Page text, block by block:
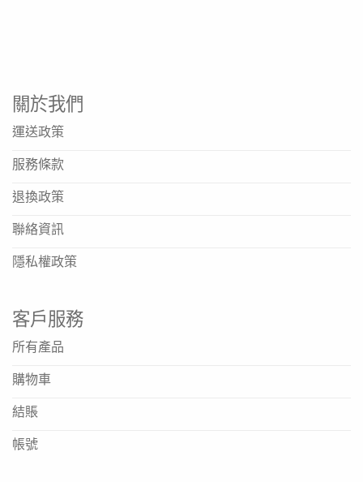
口味: 匈牙利燴牛肉
資料來源
https://www.nestle.com/
的使用者。
產品需要如何準備？
根據產品名稱「即食糊餐」的說明，這是一款方便快速準備
的產品，具體準備方式請參考包裝指示。
這是雀巢的官方產品嗎？
是的，這是雀巢品牌的產品，您可以在雀巢香港官方網站上
關於我們
運送政策
服務條款
退換政策
聯絡資訊
隱私權政策
客戶服務
所有產品
購物車
結賬
帳號